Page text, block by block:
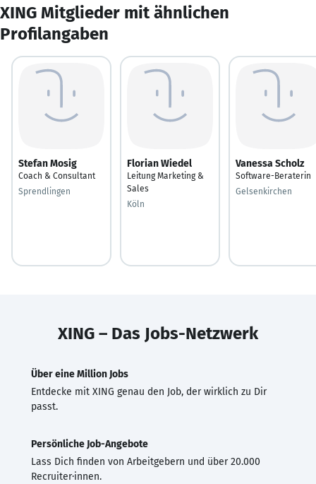
XING Mitglieder mit ähnlichen
Profilangaben
Stefan Mosig
Coach & Consultant
Sprendlingen
Florian Wiedel
Leitung Marketing &
Sales
Köln
Vanessa Scholz
Software-Beraterin
Gelsenkirchen
XING – Das Jobs-Netzwerk
Über eine Million Jobs
Entdecke mit XING genau den Job, der wirklich zu Dir
passt.
Persönliche Job-Angebote
Lass Dich finden von Arbeitgebern und über 20.000
Recruiter·innen.